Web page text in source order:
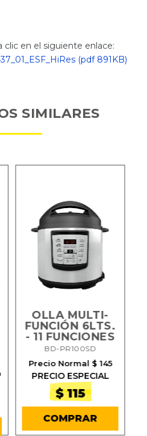
clic en el siguiente enlace:
(pdf 891KB)
SIMILARES
OLLA MULTI-
FUNCIÓN 6LTS.
- 11 FUNCIONES
BD-PR100SD
Precio Normal $ 145
PRECIO ESPECIAL
$ 115
COMPRAR